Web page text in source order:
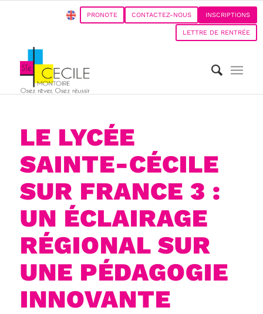
PRONOTE CONTACTEZ-NOUS INSCRIPTIONS
LETTRE DE RENTRÉE
LE LYCÉE
SAINTE-CÉCILE
SUR FRANCE 3 :
UN ÉCLAIRAGE
RÉGIONAL SUR
UNE PÉDAGOGIE
INNOVANTE